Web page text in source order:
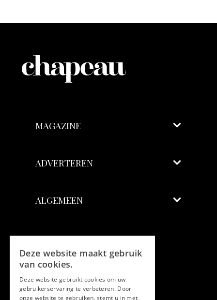
MAGAZINE
ADVERTEREN
ALGEMEEN
Facebook
Twitter
Deze website maakt gebruik
van cookies.
Deze website gebruikt cookies om uw
gebruikerservaring te verbeteren. Door
onze website te gebruiken, stemt u in met